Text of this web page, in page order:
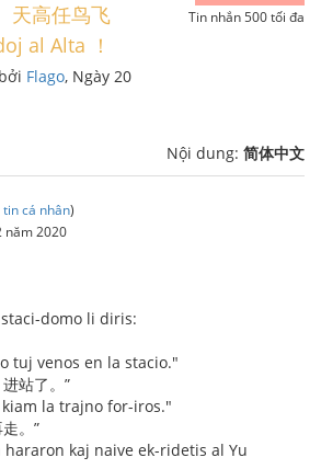
Tin nhắn 500 tối đa
天高任鸟飞
al Alta ！
Flago, Ngày 20
Nội dung: 简体中文
cá nhân)
năm 2020
domo li diris:
tuj venos en la stacio."
站了。”
la trajno for-iros."
。”
hararon kaj naive ek-ridetis al Yu